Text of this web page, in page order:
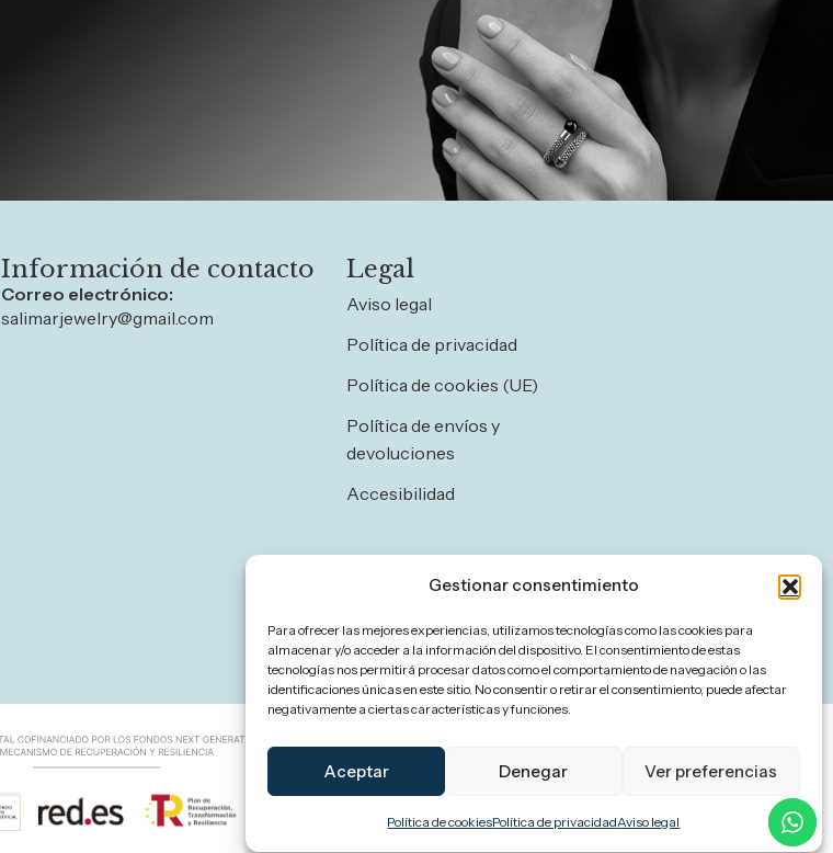
Gestionar consentimiento
Para ofrecer las mejores experiencias, utilizamos tecnologías como las cookies para
almacenar y/o acceder a la información del dispositivo. El consentimiento de estas
tecnologías nos permitirá procesar datos como el comportamiento de navegación o las
identificaciones únicas en este sitio. No consentir o retirar el consentimiento, puede afectar
negativamente a ciertas características y funciones.
Aceptar Denegar Ver preferencias
Política de cookiesPolítica de privacidadAviso legal
Información de contacto
Correo electrónico:
salimarjewelry@gmail.com
Legal
Aviso legal
Política de privacidad
Política de cookies (UE)
Política de envíos y
devoluciones
Accesibilidad